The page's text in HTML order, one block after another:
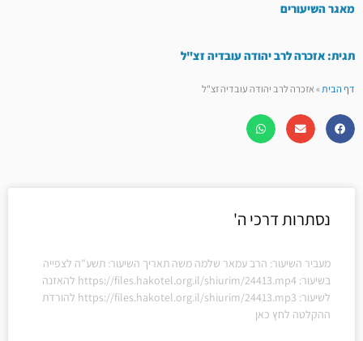
מאגר השיעורים
תגית: אזכרה לרב יהודה עובדיה זצ"ל
דף הבית»אזכרה לרב יהודה עובדיה זצ"ל
נסתרות דרכי ה'
מעביר השיעור: הרב עמאר שלמה משה תאריך השיעור: תשע"ה לצפייה
בשיעור: https://files.hakotel.org.il/shiurim/24413.mp4 להאזנה
לשיעור: https://files.hakotel.org.il/shiurim/24413.mp3 להורדת
ההקלטה לחץ כאן